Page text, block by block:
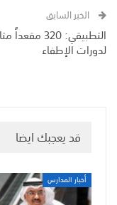
الخبر السابق
التطبيقي: 320
لدورات الإطفاء
قد يعجبك ايضا
أخبار المدارس